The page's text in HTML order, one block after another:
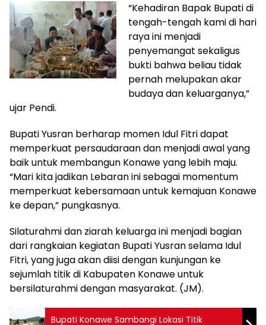
“Kehadiran Bapak Bupati di
tengah-tengah kami di hari
raya ini menjadi
penyemangat sekaligus
bukti bahwa beliau tidak
pernah melupakan akar
budaya dan keluarganya,”
ujar Pendi.
Bupati Yusran berharap momen Idul Fitri dapat
memperkuat persaudaraan dan menjadi awal yang
baik untuk membangun Konawe yang lebih maju.
“Mari kita jadikan Lebaran ini sebagai momentum
memperkuat kebersamaan untuk kemajuan Konawe
ke depan,” pungkasnya.
Silaturahmi dan ziarah keluarga ini menjadi bagian
dari rangkaian kegiatan Bupati Yusran selama Idul
Fitri, yang juga akan diisi dengan kunjungan ke
sejumlah titik di Kabupaten Konawe untuk
bersilaturahmi dengan masyarakat. (JM).
Bupati Konawe Sambangi Lokasi Titik